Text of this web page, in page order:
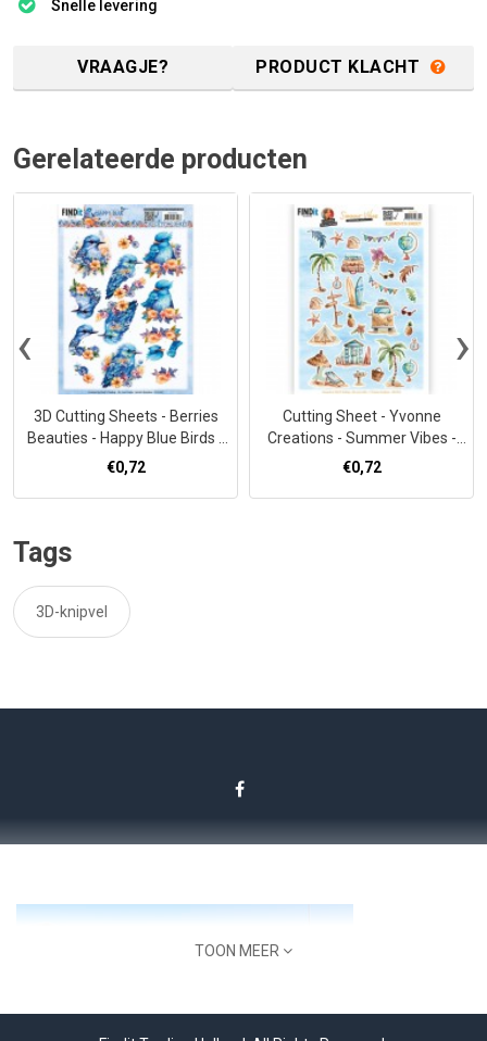
Snelle levering
VRAAGJE? PRODUCT KLACHT
Gerelateerde producten
3D Cutting Sheets - Berries
Beauties - Happy Blue Birds -
Blue Bird
€0,72
Cutting Sheet - Yvonne
Creations - Summer Vibes -
Small Elements A
€0,72
‹ ›
Tags
3D-knipvel
TOON MEER